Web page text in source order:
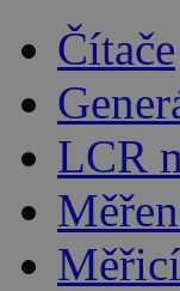
Čítače
LCR